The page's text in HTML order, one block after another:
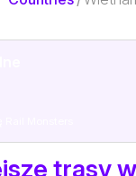
trasy